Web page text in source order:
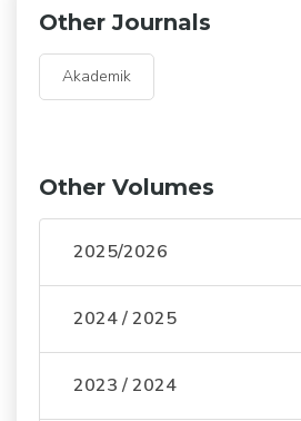
Other Journals
Akademik
Other Volumes
2025/2026
2024 / 2025
2023 / 2024